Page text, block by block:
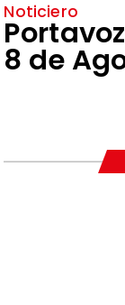
Noticiero
8 de